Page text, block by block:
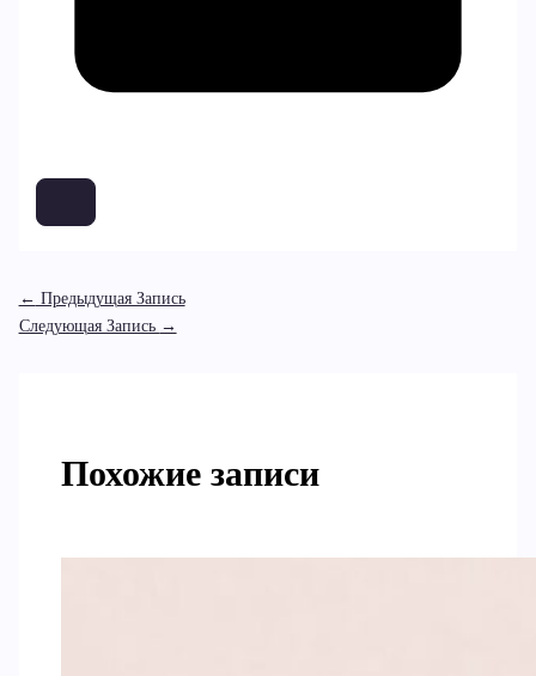
← Предыдущая Запись
Следующая Запись →
Похожие записи